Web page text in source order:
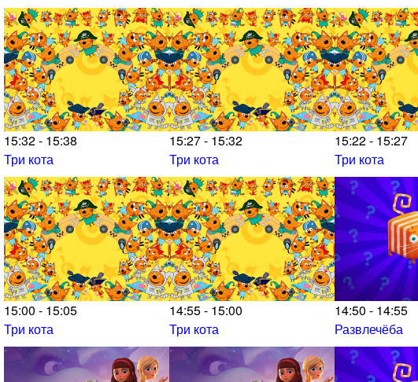
15:32 - 15:38
Три кота
15:27 - 15:32
Три кота
15:22 - 15:27
Три кота
15:00 - 15:05
Три кота
14:55 - 15:00
Три кота
14:50 - 14:55
Развлечёба